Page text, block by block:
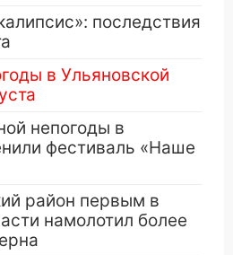
последствия
в Ульяновской
непогоды в
фестиваль «Наше
район первым в
намолотил более